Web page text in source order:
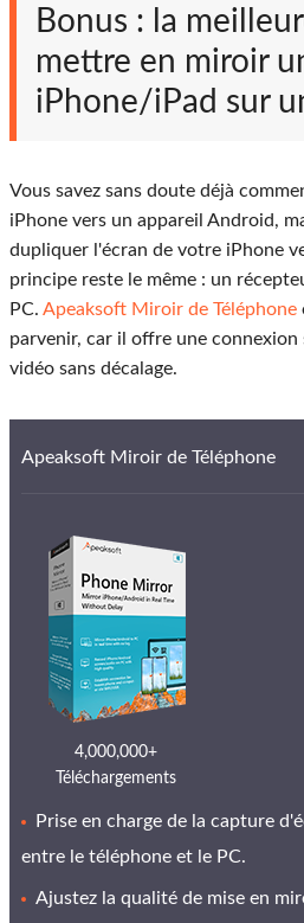
Bonus : la
mettre en miroir
iPhone/iPad sur
Vous savez sans doute déjà
iPhone vers un appareil Android,
dupliquer l'écran de votre iPhone
principe reste le même : un
PC. Apeaksoft Miroir de Téléphone
parvenir, car il offre une
vidéo sans décalage.
Apeaksoft Miroir de Téléphone
4,000,000+
Téléchargements
Prise en charge de la capture
entre le téléphone et le PC.
Ajustez la qualité de mise en